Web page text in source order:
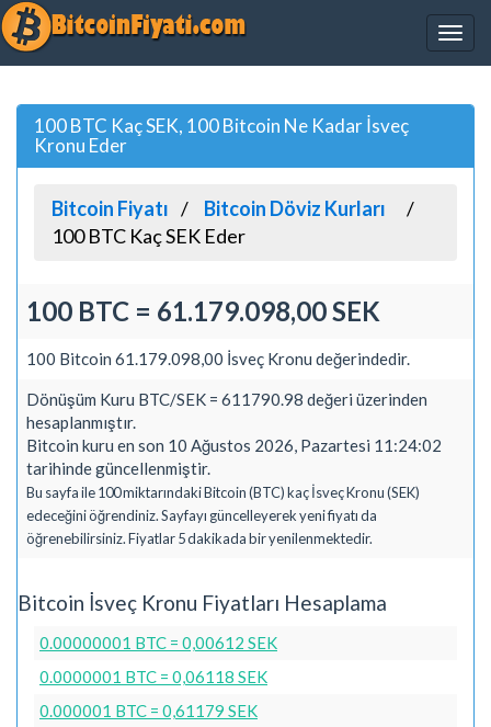
100 BTC Kaç SEK, 100 Bitcoin Ne Kadar İsveç
Kronu Eder
Bitcoin Fiyatı
Bitcoin Döviz Kurları
100 BTC Kaç SEK Eder
100 BTC = 61.179.098,00 SEK
100 Bitcoin 61.179.098,00 İsveç Kronu değerindedir.
Dönüşüm Kuru BTC/SEK = 611790.98 değeri üzerinden
hesaplanmıştır.
Bitcoin kuru en son 10 Ağustos 2026, Pazartesi 11:24:02
tarihinde güncellenmiştir.
Bu sayfa ile 100 miktarındaki Bitcoin (BTC) kaç İsveç Kronu (SEK)
edeceğini öğrendiniz. Sayfayı güncelleyerek yeni fiyatı da
öğrenebilirsiniz. Fiyatlar 5 dakikada bir yenilenmektedir.
Bitcoin İsveç Kronu Fiyatları Hesaplama
0.00000001 BTC = 0,00612 SEK
0.0000001 BTC = 0,06118 SEK
0.000001 BTC = 0,61179 SEK